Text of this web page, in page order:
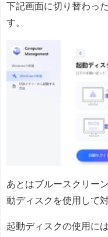
下記画面に切り替わっ
す。
あとはブルースクリー
動ディスクを使用して
起動ディスクの使用に